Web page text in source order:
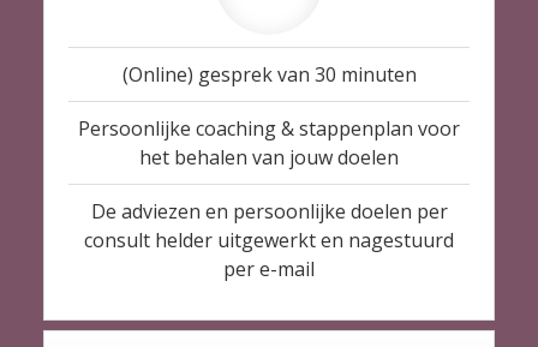
(Online) gesprek van 30 minuten
Persoonlijke coaching & stappenplan voor
het behalen van jouw doelen
De adviezen en persoonlijke doelen per
consult helder uitgewerkt en nagestuurd
per e-mail